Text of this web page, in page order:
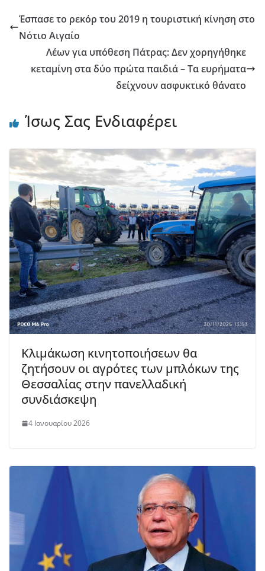
Έσπασε το ρεκόρ του 2019 η τουριστική κίνηση στο
Νότιο Αιγαίο
Λέων για υπόθεση Πάτρας: Δεν χορηγήθηκε
κεταμίνη στα δύο πρώτα παιδιά – Τα ευρήματα
δείχνουν ασφυκτικό θάνατο
Ίσως Σας Ενδιαφέρει
Κλιμάκωση κινητοποιήσεων θα
ζητήσουν οι αγρότες των μπλόκων της
Θεσσαλίας στην πανελλαδική
συνδιάσκεψη
4 Ιανουαρίου 2026